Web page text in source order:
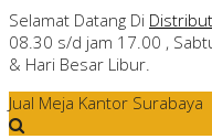
Selamat Datang Di
08.30 s/d jam 17.00 ,
& Hari Besar Libur.
Jual Meja Kantor Surabaya